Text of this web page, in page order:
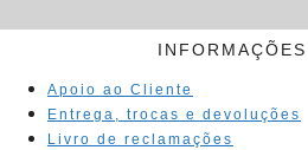
Apoio ao Cliente
Entrega, trocas e devoluções
Livro de reclamações